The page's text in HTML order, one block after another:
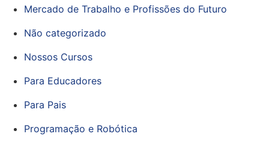
Mercado de Trabalho e Profissões do Futuro
Não categorizado
Nossos Cursos
Para Educadores
Para Pais
Programação e Robótica